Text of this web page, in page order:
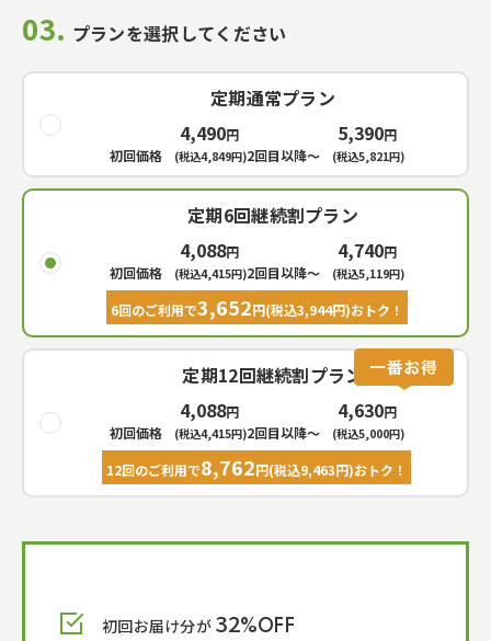
03. プランを選択してください
定期通常プラン
初回価格
4,490円
(税込4,849円)2回目以降〜
5,390円
(税込5,821円)
定期6回継続割プラン
初回価格
4,088円
(税込4,415円)2回目以降〜
4,740円
(税込5,119円)
6回のご利用で3,652円(税込3,944円)おトク！
定期12回継続割プラン
初回価格
4,088円
(税込4,415円)2回目以降〜
4,630円
(税込5,000円)
12回のご利用で8,762円(税込9,463円)おトク！
初回お届け分が 32%OFF